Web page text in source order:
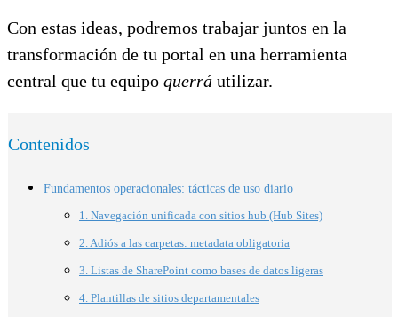
Con estas ideas, podremos trabajar juntos en la
transformación de tu portal en una herramienta
central que tu equipo querrá utilizar.
Contenidos
Fundamentos operacionales: tácticas de uso diario
1. Navegación unificada con sitios hub (Hub Sites)
2. Adiós a las carpetas: metadata obligatoria
3. Listas de SharePoint como bases de datos ligeras
4. Plantillas de sitios departamentales